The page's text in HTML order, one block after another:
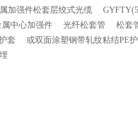
加强件松套层绞式光缆
中心加强件 光纤松套管 松套
护套 或双面涂塑钢带轧纹粘结